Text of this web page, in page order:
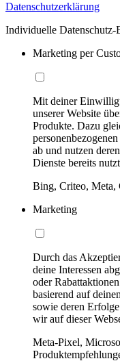
Datenschutzerklärung
Individuelle Datenschutz-
Marketing per
Mit deiner
unserer Website
Produkte. Dazu
ab und nutzen
Dienste bereits
Bing, Criteo, Meta,
Marketing
Durch das
deine Interessen
oder
basierend auf
sowie deren
wir auf dieser
Meta-Pixel,